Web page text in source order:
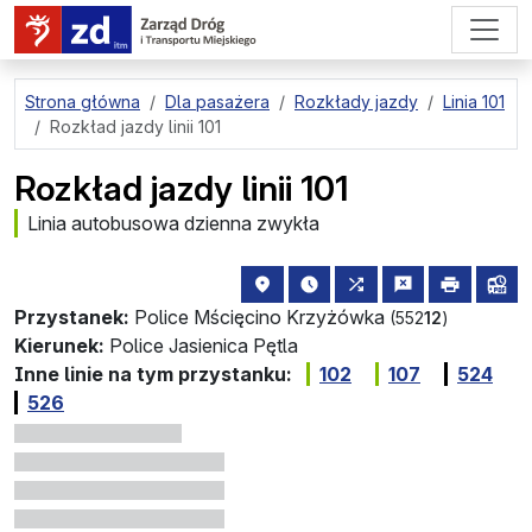
przejdź do treści strony
Strona główna Dla pasażera Rozkłady jazdy
Linia 101
Rozkład jazdy linii 101
Rozkład jazdy linii 101
Linia autobusowa dzienna zwykła
Przystanek: Police Mścięcino Krzyżówka (55212)
lokalizacja przystanku na mapie
najbliższe odjazdy z tego
wszystkie linie
zgłośdrukuj
Kierunek: Police Jasienica Pętla
Inne linie na tym przystanku:
102 107
524
526